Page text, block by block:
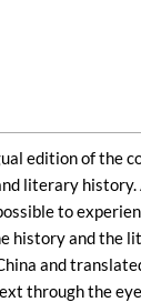
edition of the
literary
to
history and the
and
through the